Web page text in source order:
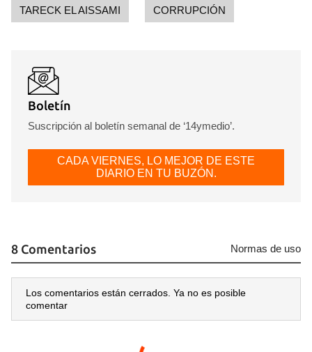
INICIAR SESIÓN CANCELAR
TARECK EL AISSAMI CORRUPCIÓN
Boletín
Suscripción al boletín semanal de ‘14ymedio’.
CADA VIERNES, LO MEJOR DE ESTE
DIARIO EN TU BUZÓN.
8 Comentarios Normas de uso
Los comentarios están cerrados. Ya no es posible
comentar